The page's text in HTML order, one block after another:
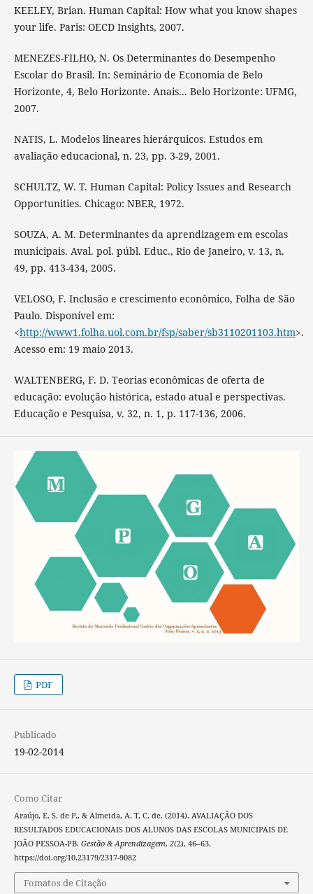
KEELEY, Brian. Human Capital: How what you know shapes
your life. Paris: OECD Insights, 2007.
MENEZES-FILHO, N. Os Determinantes do Desempenho
Escolar do Brasil. In: Seminário de Economia de Belo
Horizonte, 4, Belo Horizonte. Anais... Belo Horizonte: UFMG,
2007.
NATIS, L. Modelos lineares hierárquicos. Estudos em
avaliação educacional, n. 23, pp. 3-29, 2001.
SCHULTZ, W. T. Human Capital: Policy Issues and Research
Opportunities. Chicago: NBER, 1972.
SOUZA, A. M. Determinantes da aprendizagem em escolas
municipais. Aval. pol. públ. Educ., Rio de Janeiro, v. 13, n.
49, pp. 413-434, 2005.
VELOSO, F. Inclusão e crescimento econômico, Folha de São
Paulo. Disponível em:
<http://www1.folha.uol.com.br/fsp/saber/sb3110201103.htm>.
Acesso em: 19 maio 2013.
WALTENBERG, F. D. Teorias econômicas de oferta de
educação: evolução histórica, estado atual e perspectivas.
Educação e Pesquisa, v. 32, n. 1, p. 117-136, 2006.
PDF
Publicado
19-02-2014
Como Citar
Araújo, E. S. de P., & Almeida, A. T. C. de. (2014). AVALIAÇÃO DOS
RESULTADOS EDUCACIONAIS DOS ALUNOS DAS ESCOLAS MUNICIPAIS DE
JOÃO PESSOA-PB. Gestão & Aprendizagem, 2(2), 46–63.
https://doi.org/10.23179/2317-9082
Fomatos de Citação